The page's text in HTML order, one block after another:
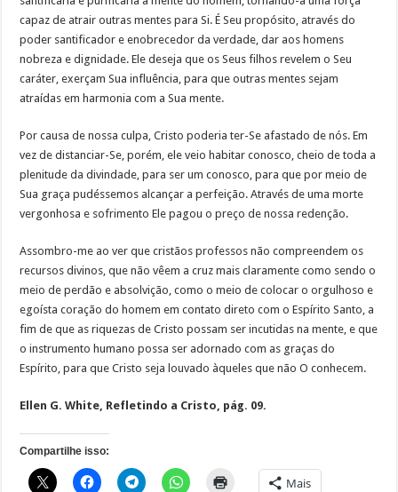
capaz de atrair outras mentes para Si. É Seu propósito, através do
poder santificador e enobrecedor da verdade, dar aos homens
nobreza e dignidade. Ele deseja que os Seus filhos revelem o Seu
caráter, exerçam Sua influência, para que outras mentes sejam
atraídas em harmonia com a Sua mente.
Por causa de nossa culpa, Cristo poderia ter-Se afastado de nós. Em
vez de distanciar-Se, porém, ele veio habitar conosco, cheio de toda a
plenitude da divindade, para ser um conosco, para que por meio de
Sua graça pudéssemos alcançar a perfeição. Através de uma morte
vergonhosa e sofrimento Ele pagou o preço de nossa redenção.
Assombro-me ao ver que cristãos professos não compreendem os
recursos divinos, que não vêem a cruz mais claramente como sendo o
meio de perdão e absolvição, como o meio de colocar o orgulhoso e
egoísta coração do homem em contato direto com o Espírito Santo, a
fim de que as riquezas de Cristo possam ser incutidas na mente, e que
o instrumento humano possa ser adornado com as graças do
Espírito, para que Cristo seja louvado àqueles que não O conhecem.
Ellen G. White, Refletindo a Cristo, pág. 09.
Compartilhe isso:
Mais